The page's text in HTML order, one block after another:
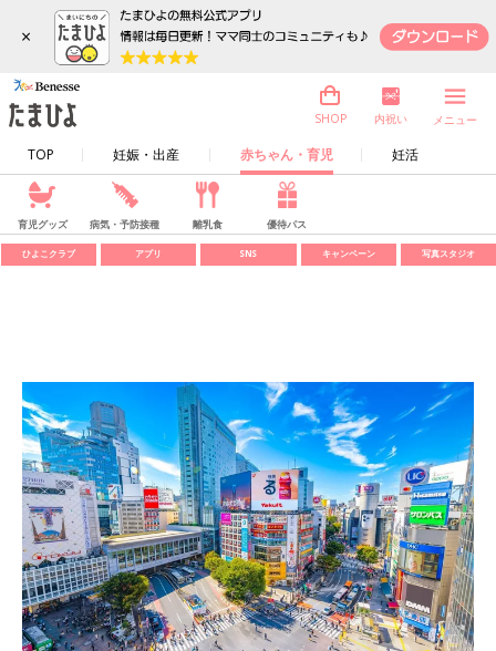
×
TOP 妊娠・出産 赤ちゃん・育児 妊活
SHOP 内祝い メニュー
育児グッズ 病気・予防接種 離乳食 優待パス
ひよこクラブ アプリ SNS キャンペーン 写真スタジオ